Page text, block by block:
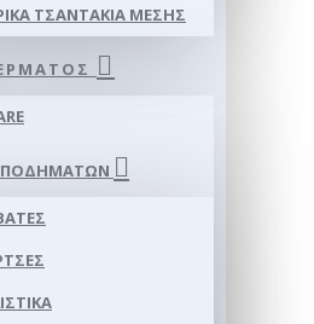
ΤΣΑΝΤΆΚΙΑ ΜΈΣΗΣ